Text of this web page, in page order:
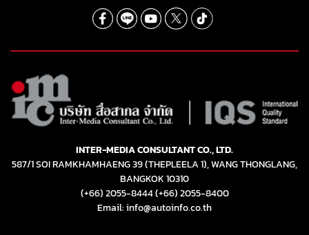
INTER-MEDIA CONSULTANT CO., LTD.
587/1 SOI RAMKHAMHAENG 39 (THEPLEELA 1), WANG THONGLANG,
BANGKOK 10310
(+66) 2055-8444(+66) 2055-8400
Email: info@autoinfo.co.th